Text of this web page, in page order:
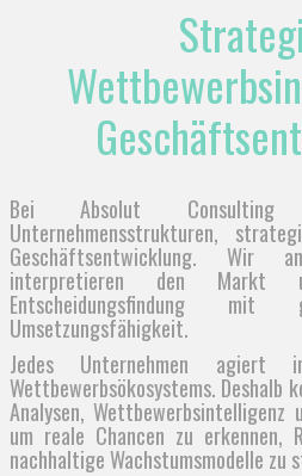
Bei Absolut
Unternehmensstrukturen,
Geschäftsentwicklung. Wir
interpretieren den
Entscheidungsfindung
Umsetzungsfähigkeit.
Jedes Unternehmen agiert
Wettbewerbsökosystems. Deshalb
Analysen, Wettbewerbsintelligenz
um reale Chancen zu erkennen,
nachhaltige Wachstumsmodelle zu